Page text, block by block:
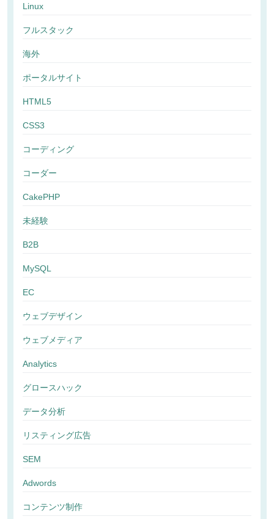
Linux
フルスタック
海外
ポータルサイト
HTML5
CSS3
コーディング
コーダー
CakePHP
未経験
B2B
MySQL
EC
ウェブデザイン
ウェブメディア
Analytics
グロースハック
データ分析
リスティング広告
SEM
Adwords
コンテンツ制作